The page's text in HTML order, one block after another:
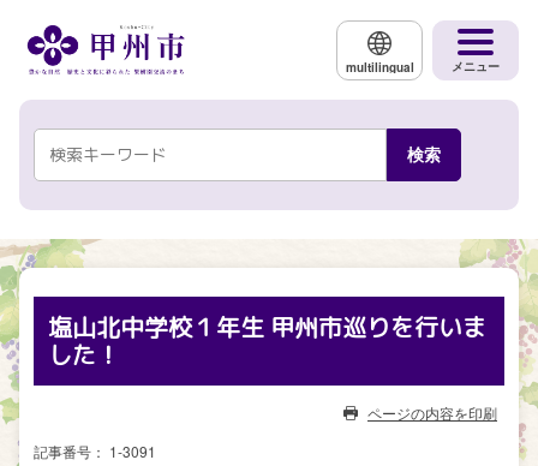
multilingual メニュー
塩山北中学校１年生 甲州市巡りを行いま
した！
ページの内容を印刷
記事番号： 1-3091